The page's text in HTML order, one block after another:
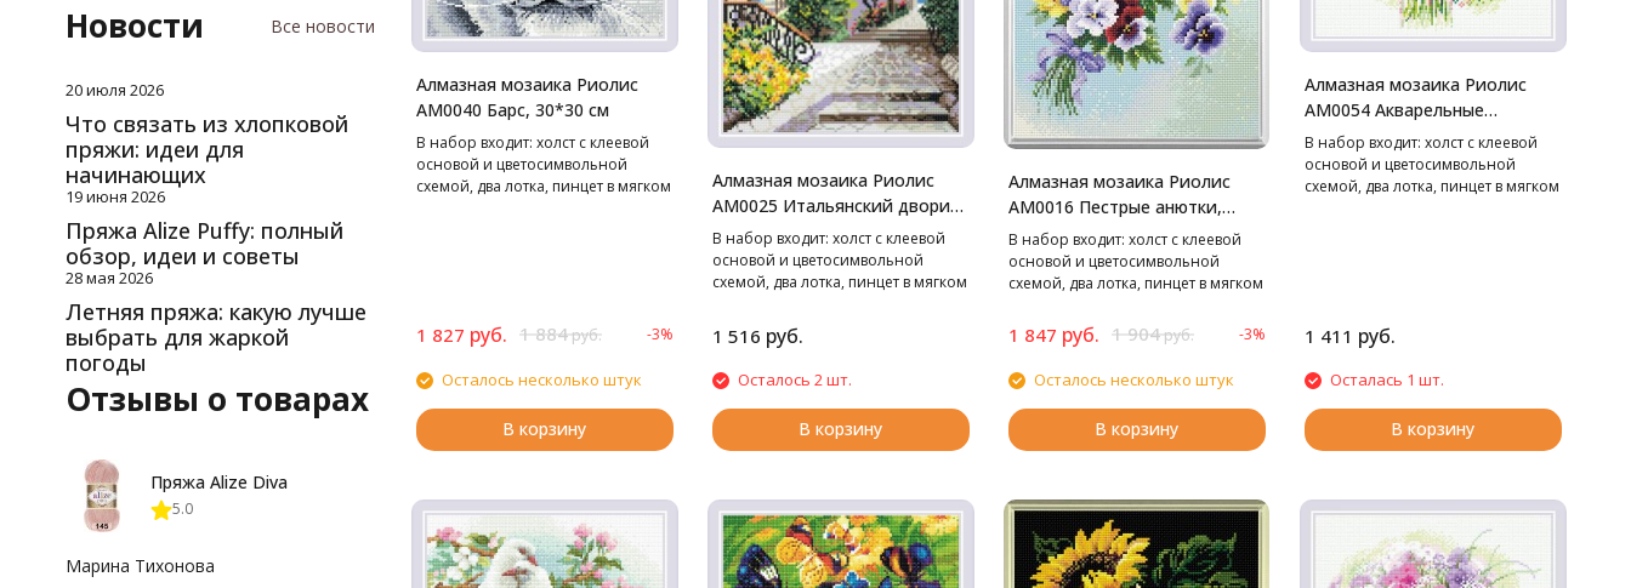
Алмазная мозаика Риолис
АМ0040 Барс, 30*30 см
В набор входит: холст с клеевой
основой и цветосимвольной
схемой, два лотка, пинцет в мягком
1 827 руб. 1 884руб. -3%
Осталось несколько штук
В корзину
Алмазная мозаика Риолис
АМ0025 Итальянский дворик,
27*38 см
В набор входит: холст с клеевой
основой и цветосимвольной
схемой, два лотка, пинцет в мягком
маркированные пакетики со
стразами. Cтразы квадратные: 20
цветов
1 516 руб.
Осталось 2 шт.
В корзину
Алмазная мозаика Риолис
АМ0016 Пестрые анютки,
27*38 см
В набор входит: холст с клеевой
основой и цветосимвольной
схемой, два лотка, пинцет в мягком
маркированные пакетики со
стразами. Cтразы квадратные: 27
цветов
1 847 руб. 1 904руб. -3%
Осталось несколько штук
В корзину
Алмазная мозаика Риолис
АМ0054 Акварельные
герберы, 30*30 см
В набор входит: холст с клеевой
основой и цветосимвольной
схемой, два лотка, пинцет в мягком
1 411 руб.
Осталась 1 шт.
В корзину
Новости Все новости
20 июля 2026
Что связать из хлопковой
пряжи: идеи для
начинающих
19 июня 2026
Пряжа Alize Puffy: полный
обзор, идеи и советы
28 мая 2026
Летняя пряжа: какую лучше
выбрать для жаркой
погоды
Отзывы о товарах
Пряжа Alize Diva
5.0
Марина Тихонова